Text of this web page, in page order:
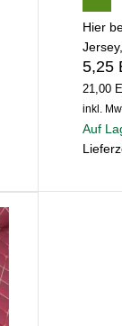
Hier
5,25
21,00
inkl.
Auf